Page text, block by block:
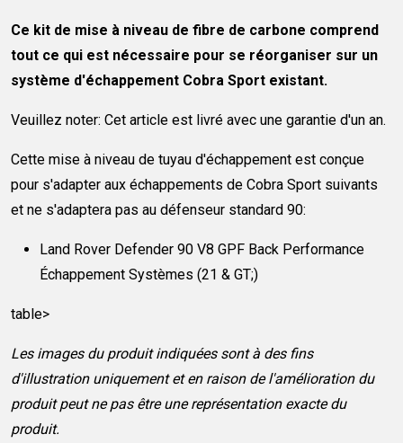
Ce kit de mise à niveau de fibre de carbone comprend
tout ce qui est nécessaire pour se réorganiser sur un
système d'échappement Cobra Sport existant.
Veuillez noter: Cet article est livré avec une garantie d'un an.
Cette mise à niveau de tuyau d'échappement est conçue
pour s'adapter aux échappements de Cobra Sport suivants
et ne s'adaptera pas au défenseur standard 90:
Land Rover Defender 90 V8 GPF Back Performance
Échappement Systèmes (21 & GT;)
table>
Les images du produit indiquées sont à des fins
d'illustration uniquement et en raison de l'amélioration du
produit peut ne pas être une représentation exacte du
produit.